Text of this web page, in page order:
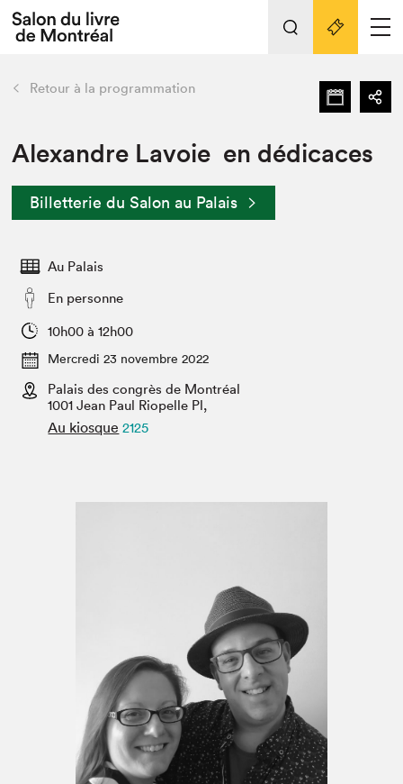
Espace exposant⋅e⋅s
Espace enseignant·e·s
Espace médias
L'événement
Préparer sa visite au Salon
Actualités
SLM PRO
retour Nos activités
Préparer sa visite
Salon dans la ville et en ligne
Projets partenaires
Liens pratiques
Retour à la programmation
Alexandre Lavoie en dédicaces
Billetterie du Salon au Palais
Au Palais
En personne
10h00 à 12h00
Mercredi 23 novembre 2022
Palais des congrès de Montréal
1001 Jean Paul Riopelle Pl,
Au kiosque 2125